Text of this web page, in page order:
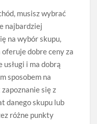
musisz wybrać
najbardziej
na wybór skupu,
dobre ceny za
i ma dobrą
sposobem na
się z
danego skupu lub
różne punkty